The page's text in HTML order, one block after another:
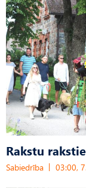
Rakstu
Sabiedrība 03:00,